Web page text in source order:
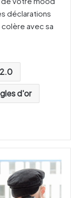
déclarations
colère avec sa
d'or